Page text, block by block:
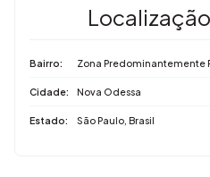
Bairro: Zona Predominantemente
Cidade: Nova Odessa
Estado: São Paulo, Brasil